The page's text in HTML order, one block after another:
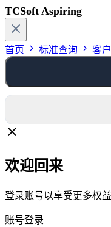
TCSoft Aspiring
首页 标准查询 客
欢迎回来
登录账号以享受更多权益
账号登录